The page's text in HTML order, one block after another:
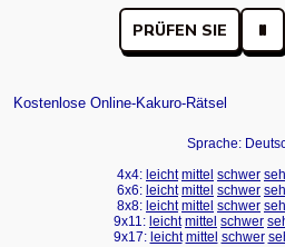
PRÜFEN SIE
Kostenlose Online-Kakuro-Rätsel
Sprache:
4x4: leicht mittel schwer
6x6: leicht mittel schwer
8x8: leicht mittel schwer
9x11: leicht mittel schwer
9x17: leicht mittel schwer